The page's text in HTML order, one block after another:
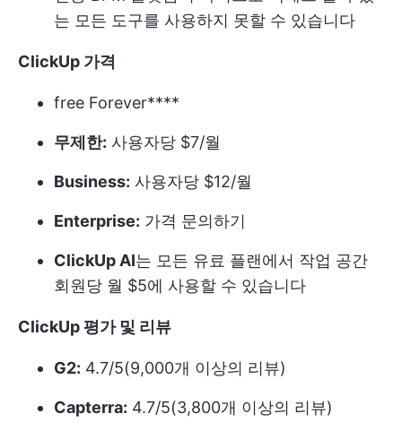
는 모든 도구를 사용하지 못할 수 있습니다
ClickUp 가격
free Forever****
무제한: 사용자당 $7/월
Business: 사용자당 $12/월
Enterprise: 가격 문의하기
ClickUp AI는 모든 유료 플랜에서 작업 공간
회원당 월 $5에 사용할 수 있습니다
ClickUp 평가 및 리뷰
G2: 4.7/5(9,000개 이상의 리뷰)
Capterra: 4.7/5(3,800개 이상의 리뷰)